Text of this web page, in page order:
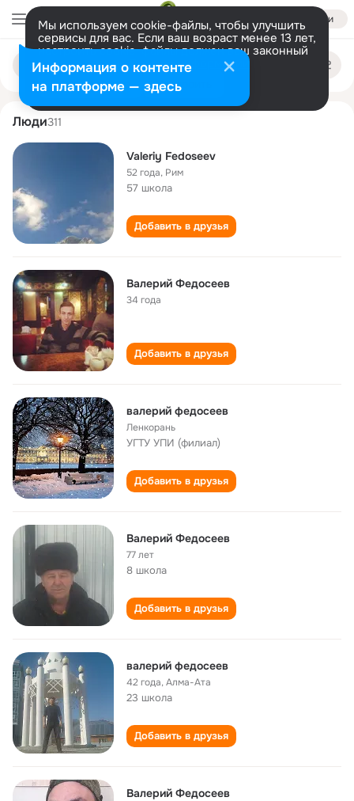
Войти
Мы используем cookie-файлы, чтобы улучшить
сервисы для вас. Если ваш возраст менее 13 лет,
настроить cookie-файлы должен ваш законный
представитель. Больше информации
Разрешить все Настроить
Поиск
людям
valeriy fedoseev
Люди311
Valeriy Fedoseev
52 года, Рим
57 школа
Добавить в друзья
Валерий Федосеев
34 года
Добавить в друзья
валерий федосеев
Ленкорань
УГТУ УПИ (филиал)
Добавить в друзья
Валерий Федосеев
77 лет
8 школа
Добавить в друзья
валерий федосеев
42 года,Алма-Ата
23 школа
Добавить в друзья
Валерий Федосеев
Информация о контенте
на платформе — здесь